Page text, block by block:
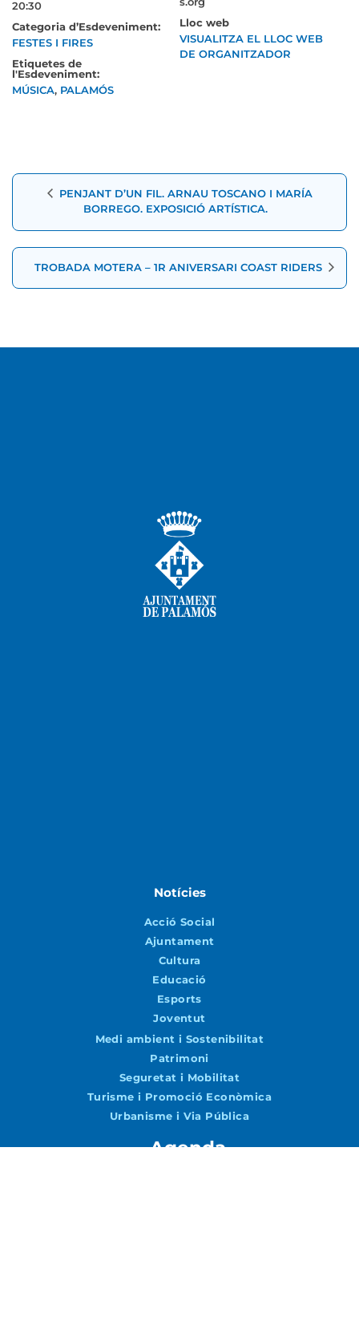
20:30
Categoria d’Esdeveniment:
FESTES I FIRES
Etiquetes de
l'Esdeveniment:
MÚSICA, PALAMÓS
Lloc web
VISUALITZA EL LLOC WEB
DE ORGANITZADOR
Navegació
d'Esdeveniment
PENJANT D’UN FIL. ARNAU TOSCANO I MARÍA
BORREGO. EXPOSICIÓ ARTÍSTICA.
TROBADA MOTERA – 1R ANIVERSARI COAST RIDERS
Notícies
Acció Social
Ajuntament
Cultura
Educació
Esports
Joventut
Medi ambient i Sostenibilitat
Patrimoni
Seguretat i Mobilitat
Turisme i Promoció Econòmica
Urbanisme i Via Pública
Agenda